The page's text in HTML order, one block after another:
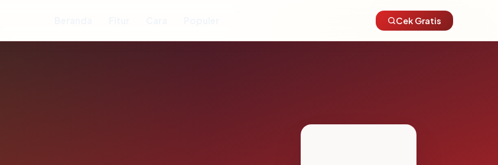
Cek Gratis